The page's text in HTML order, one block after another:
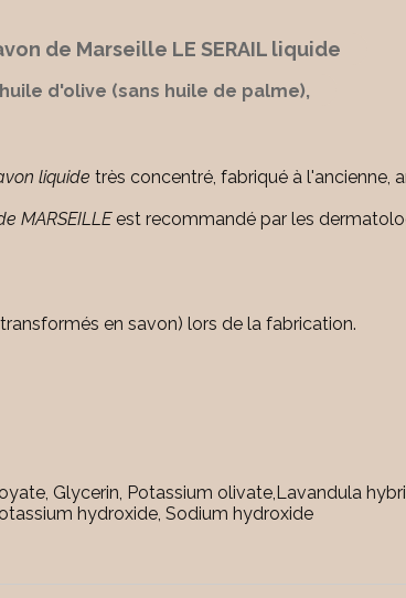
de Marseille LE SERAIL liquide
d'olive (sans huile de palme),
liquide très concentré, fabriqué à l'ancienne,
MARSEILLEest recommandé par les
en savon) lors de la fabrication.
Glycerin, Potassium olivate,Lavandula
hydroxide, Sodium hydroxide